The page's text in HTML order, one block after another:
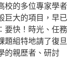
校的多位專家學者
巨大的項目，早已
要快！時光、任務
題組特地請了復旦
的親歷者、研討